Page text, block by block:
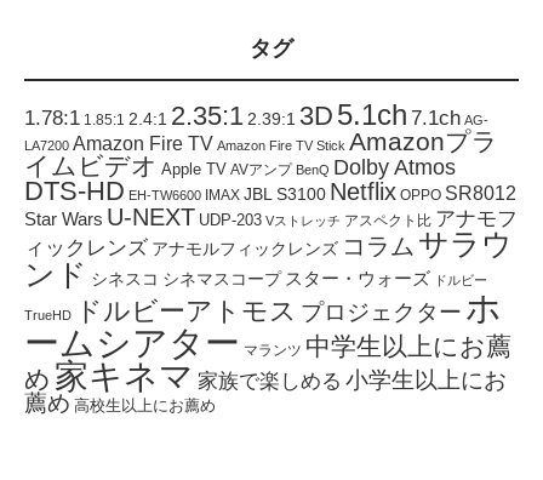
タグ
1.78:1 1.85:1 2.4:1 2.35:1 2.39:1 3D 5.1ch 7.1ch AG-
LA7200 Amazon Fire TV Amazon Fire TV Stick Amazonプラ
イムビデオ Apple TV AVアンプ BenQ Dolby Atmos
DTS-HD EH-TW6600 IMAX JBL S3100 Netflix OPPO SR8012
Star Wars U-NEXT UDP-203 Vストレッチ アスペクト比 アナモフ
ィックレンズ アナモルフィックレンズ コラム サラウ
ンド シネスコ シネマスコープ スター・ウォーズ ドルビー
TrueHD ドルビーアトモス プロジェクター ホ
ームシアター マランツ 中学生以上にお薦
め 家キネマ 家族で楽しめる 小学生以上にお
薦め 高校生以上にお薦め